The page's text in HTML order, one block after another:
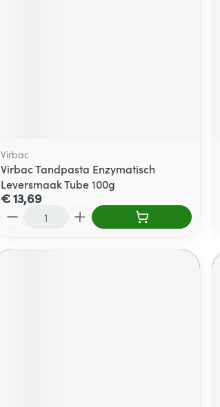
Virbac
Virbac Tandpasta Enzymatisch
Leversmaak Tube 100g
€ 13,69